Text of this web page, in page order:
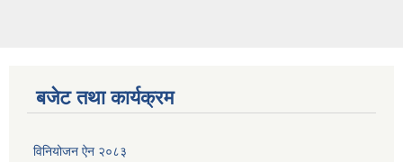
बजेट तथा कार्यक्रम
विनियोजन ऐन २०८३